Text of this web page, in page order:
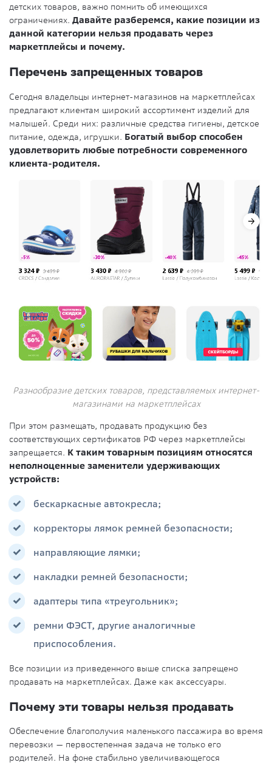
детских товаров, важно помнить об имеющихся
ограничениях. Давайте разберемся, какие позиции из
данной категории нельзя продавать через
маркетплейсы и почему.
Перечень запрещенных товаров
Сегодня владельцы интернет-магазинов на маркетплейсах
предлагают клиентам широкий ассортимент изделий для
малышей. Среди них: различные средства гигиены, детское
питание, одежда, игрушки. Богатый выбор способен
удовлетворить любые потребности современного
клиента-родителя.
Разнообразие детских товаров, представляемых интернет-
магазинами на маркетплейсах
При этом размещать, продавать продукцию без
соответствующих сертификатов РФ через маркетплейсы
запрещается. К таким товарным позициям относятся
неполноценные заменители удерживающих
устройств:
бескаркасные автокресла;
корректоры лямок ремней безопасности;
направляющие лямки;
накладки ремней безопасности;
адаптеры типа «треугольник»;
ремни ФЭСТ, другие аналогичные
приспособления.
Все позиции из приведенного выше списка запрещено
продавать на маркетплейсах. Даже как аксессуары.
Почему эти товары нельзя продавать
Обеспечение благополучия маленького пассажира во время
перевозки — первостепенная задача не только его
родителей. На фоне стабильно увеличивающегося